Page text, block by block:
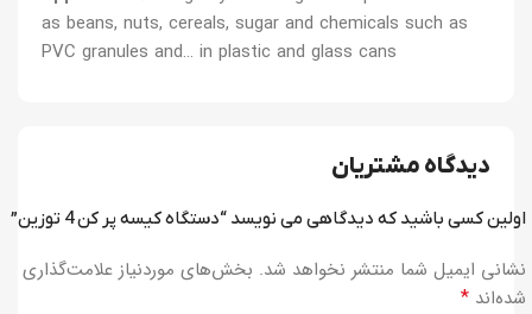
as beans, nuts, cereals, sugar and chemicals such as
PVC granules and… in plastic and glass cans
دیدگاه مشتریان
اولین کسی باشید که دیدگاهی می نویسد “دستگاه کیسه‌ پر کن 4 توزین”
نشانی ایمیل شما منتشر نخواهد شد. بخش‌های موردنیاز علامت‌گذاری
شده‌اند *